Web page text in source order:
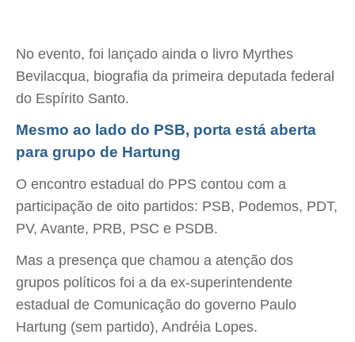
No evento, foi lançado ainda o livro Myrthes
Bevilacqua, biografia da primeira deputada federal
do Espírito Santo.
Mesmo ao lado do PSB, porta está aberta
para grupo de Hartung
O encontro estadual do PPS contou com a
participação de oito partidos: PSB, Podemos, PDT,
PV, Avante, PRB, PSC e PSDB.
Mas a presença que chamou a atenção dos
grupos políticos foi a da ex-superintendente
estadual de Comunicação do governo Paulo
Hartung (sem partido), Andréia Lopes.